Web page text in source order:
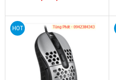
HOT